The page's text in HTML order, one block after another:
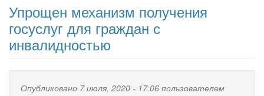
Упрощен механизм получения
госуслуг для граждан с
инвалидностью
Опубликовано 7 июля, 2020 - 17:06 пользователем